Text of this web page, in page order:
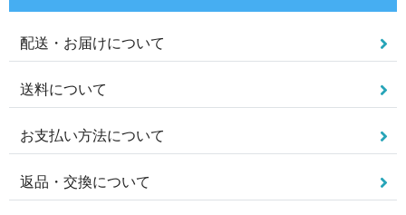
配送・お届けについて
送料について
お支払い方法について
返品・交換について